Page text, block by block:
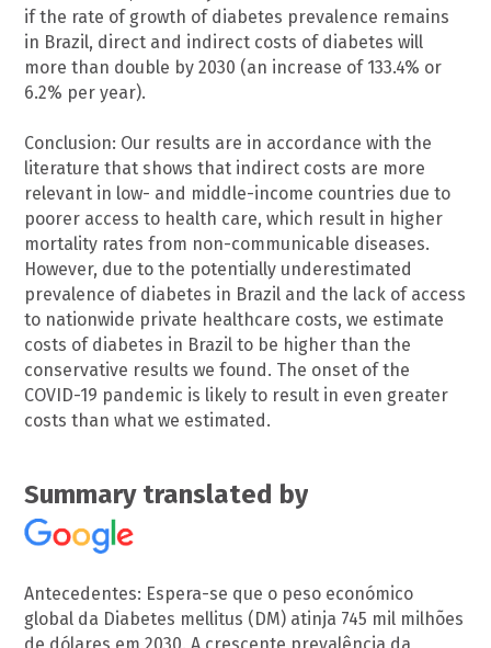
if the rate of growth of diabetes prevalence remains
in Brazil, direct and indirect costs of diabetes will
more than double by 2030 (an increase of 133.4% or
6.2% per year).
Conclusion: Our results are in accordance with the
literature that shows that indirect costs are more
relevant in low- and middle-income countries due to
poorer access to health care, which result in higher
mortality rates from non-communicable diseases.
However, due to the potentially underestimated
prevalence of diabetes in Brazil and the lack of access
to nationwide private healthcare costs, we estimate
costs of diabetes in Brazil to be higher than the
conservative results we found. The onset of the
COVID-19 pandemic is likely to result in even greater
costs than what we estimated.
Summary translated by
Antecedentes: Espera-se que o peso económico
global da Diabetes mellitus (DM) atinja 745 mil milhões